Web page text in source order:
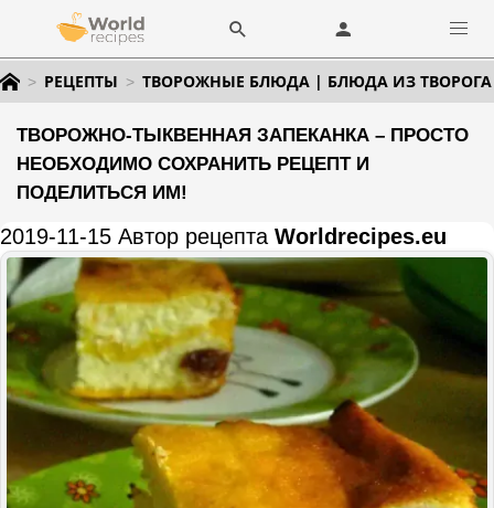
РЕЦЕПТЫ ТВОРОЖНЫЕ БЛЮДА | БЛЮДА ИЗ ТВОРОГА
ТВОРОЖНО-ТЫКВЕННАЯ ЗАПЕКАНКА – ПРОСТО
НЕОБХОДИМО СОХРАНИТЬ РЕЦЕПТ И
ПОДЕЛИТЬСЯ ИМ!
2019-11-15 Автор рецепта Worldrecipes.eu